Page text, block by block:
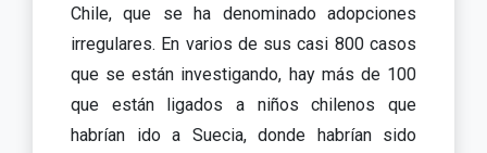
Chile, que se ha denominado adopciones
irregulares. En varios de sus casi 800 casos
que se están investigando, hay más de 100
que están ligados a niños chilenos que
habrían ido a Suecia, donde habrían sido